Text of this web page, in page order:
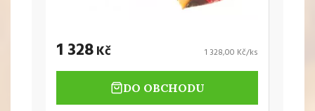
1 328Kč 1 328,00 Kč/ks
DO OBCHODU